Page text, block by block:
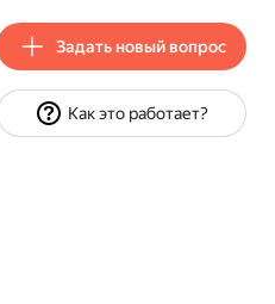
Задать новый вопрос
Как это работает?